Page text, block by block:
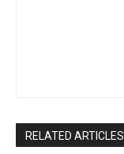
RELATED ARTICLES